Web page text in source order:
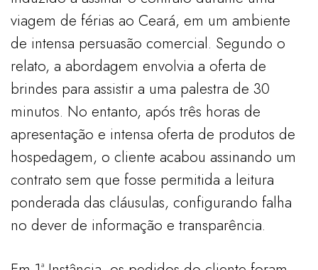
viagem de férias ao Ceará, em um ambiente
de intensa persuasão comercial. Segundo o
relato, a abordagem envolvia a oferta de
brindes para assistir a uma palestra de 30
minutos. No entanto, após três horas de
apresentação e intensa oferta de produtos de
hospedagem, o cliente acabou assinando um
contrato sem que fosse permitida a leitura
ponderada das cláusulas, configurando falha
no dever de informação e transparência.